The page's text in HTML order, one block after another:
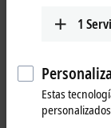
Robust
Thanks to internal
Beckhoff can offer
optimized for the
modules from the
1
Estas